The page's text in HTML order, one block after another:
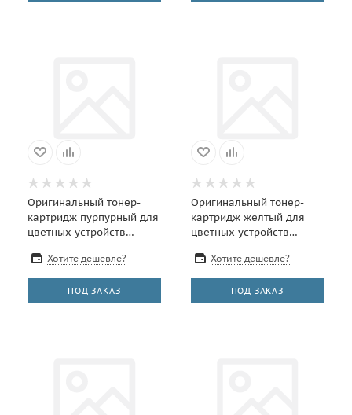
Оригинальный тонер-
картридж пурпурный для
цветных устройств
700 страниц)
Хотите дешевле?
ПОД ЗАКАЗ
Оригинальный тонер-
картридж желтый для
цветных устройств
700 страниц)
Хотите дешевле?
ПОД ЗАКАЗ